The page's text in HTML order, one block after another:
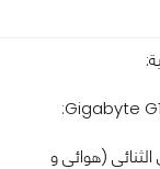
الثنائي (هوائي و